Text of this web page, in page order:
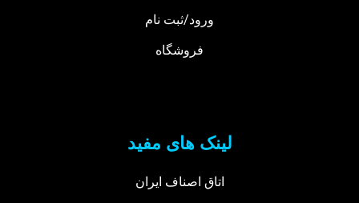
ورود/ثبت نام
فروشگاه
لینک های مفید
اتاق اصناف ایران